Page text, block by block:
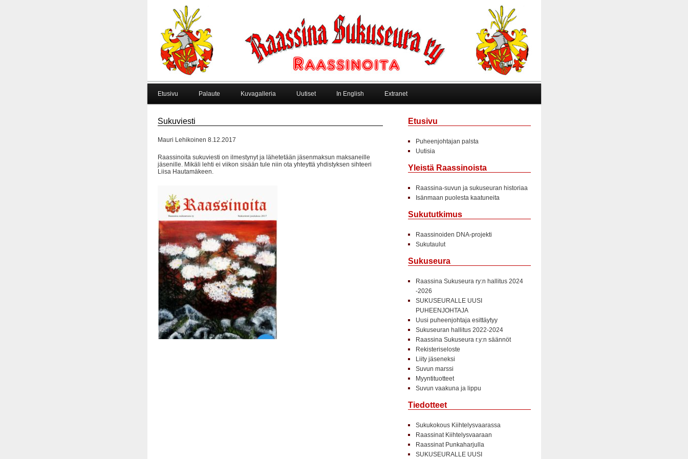
Etusivu Palaute Kuvagalleria Uutiset In English Extranet
Sukuviesti
Mauri Lehikoinen 8.12.2017
Raassinoita sukuviesti on ilmestynyt ja lähetetään jäsenmaksun maksaneille
jäsenille. Mikäli lehti ei viikon sisään tule niin ota yhteyttä yhdistyksen sihteeri
Liisa Hautamäkeen.
Etusivu
Puheenjohtajan palsta
Uutisia
Yleistä Raassinoista
Raassina-suvun ja sukuseuran historiaa
Isänmaan puolesta kaatuneita
Sukututkimus
Raassinoiden DNA-projekti
Sukutaulut
Sukuseura
Raassina Sukuseura ry:n hallitus 2024
-2026
SUKUSEURALLE UUSI
PUHEENJOHTAJA
Uusi puheenjohtaja esittäytyy
Sukuseuran hallitus 2022-2024
Raassina Sukuseura r.y:n säännöt
Rekisteriseloste
Liity jäseneksi
Suvun marssi
Myyntituotteet
Suvun vaakuna ja lippu
Tiedotteet
Sukukokous Kiihtelysvaarassa
Raassinat Kiihtelysvaaraan
Raassinat Punkaharjulla
SUKUSEURALLE UUSI